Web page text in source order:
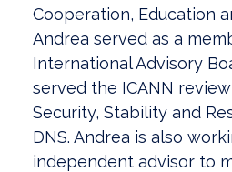
Cooperation, Education
Andrea served as a
International Advisory
served the ICANN
Security, Stability and
DNS. Andrea is also
independent advisor to